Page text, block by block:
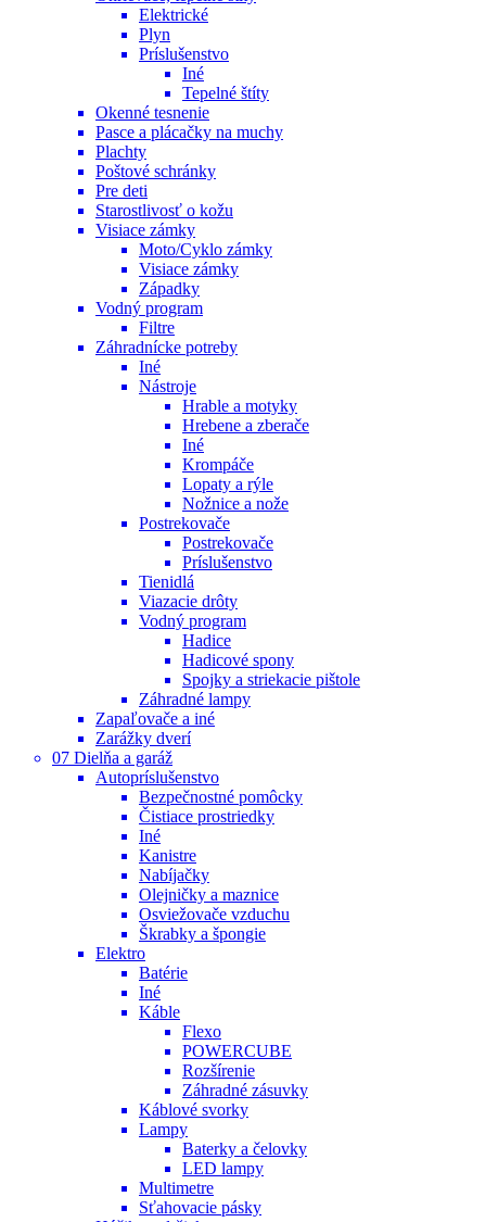
Elektrické
Plyn
Príslušenstvo
Iné
Tepelné štíty
Okenné tesnenie
Pasce a plácačky na muchy
Plachty
Poštové schránky
Pre deti
Starostlivosť o kožu
Visiace zámky
Moto/Cyklo zámky
Visiace zámky
Západky
Vodný program
Filtre
Záhradnícke potreby
Iné
Nástroje
Hrable a motyky
Hrebene a zberače
Iné
Krompáče
Lopaty a rýle
Nožnice a nože
Postrekovače
Postrekovače
Príslušenstvo
Tienidlá
Viazacie drôty
Vodný program
Hadice
Hadicové spony
Spojky a striekacie pištole
Záhradné lampy
Zapaľovače a iné
Zarážky dverí
07 Dielňa a garáž
Autopríslušenstvo
Bezpečnostné pomôcky
Čistiace prostriedky
Iné
Kanistre
Nabíjačky
Olejničky a maznice
Osviežovače vzduchu
Škrabky a špongie
Elektro
Batérie
Iné
Káble
Flexo
POWERCUBE
Rozšírenie
Záhradné zásuvky
Káblové svorky
Lampy
Baterky a čelovky
LED lampy
Multimetre
Sťahovacie pásky